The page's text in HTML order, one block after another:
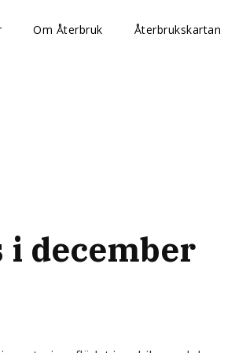
Om Återbruk Återbrukskartan
i december